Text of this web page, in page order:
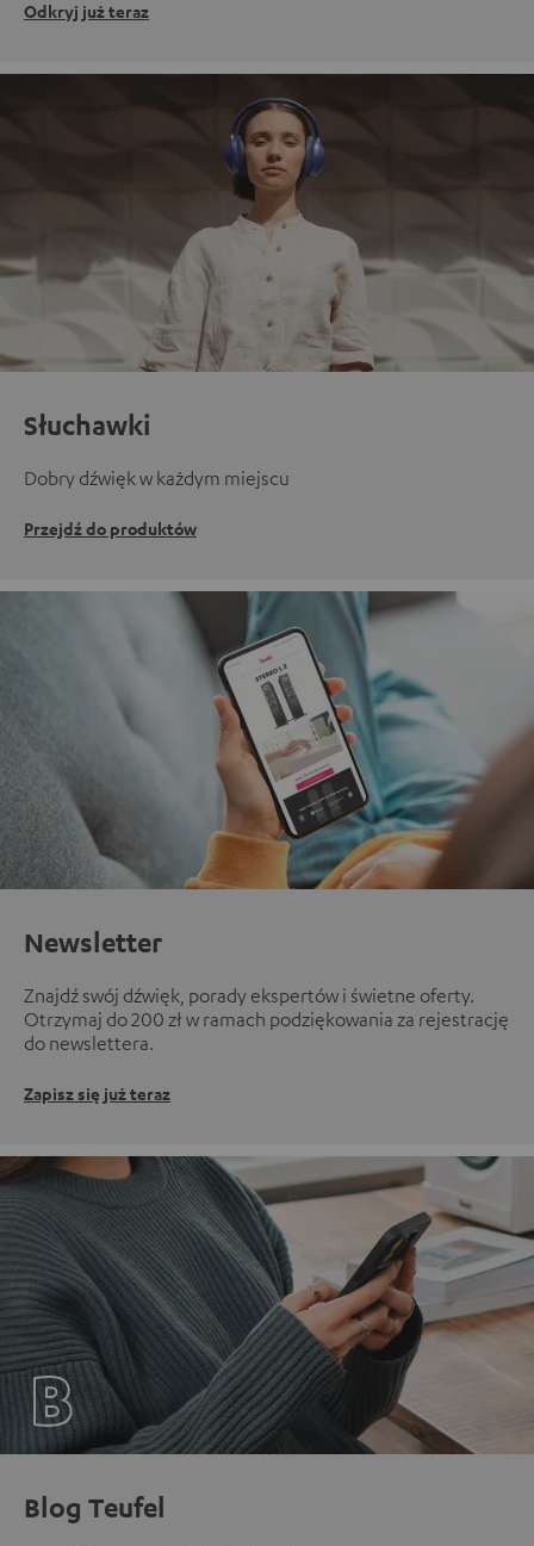
Odkryj już teraz
Słuchawki
Dobry dźwięk w każdym miejscu
Przejdź do produktów
Newsletter
Znajdź swój dźwięk, porady ekspertów i świetne oferty.
Otrzymaj do 200 zł w ramach podziękowania za rejestrację
do newslettera.
Zapisz się już teraz
Blog Teufel